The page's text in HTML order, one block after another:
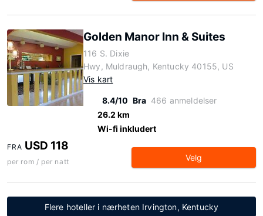
Golden Manor Inn & Suites
116 S. Dixie
Hwy, Muldraugh, Kentucky 40155, US
Vis kart
8.4/10 Bra 466 anmeldelser
26.2 km
Wi-fi inkludert
FRA USD 118
per rom / per natt Velg
Flere hoteller i nærheten Irvington, Kentucky